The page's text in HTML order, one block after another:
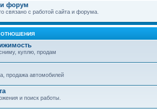
форум
связано с работой сайта и форума.
куплю, продам
продажа автомобилей
и поиск работы.